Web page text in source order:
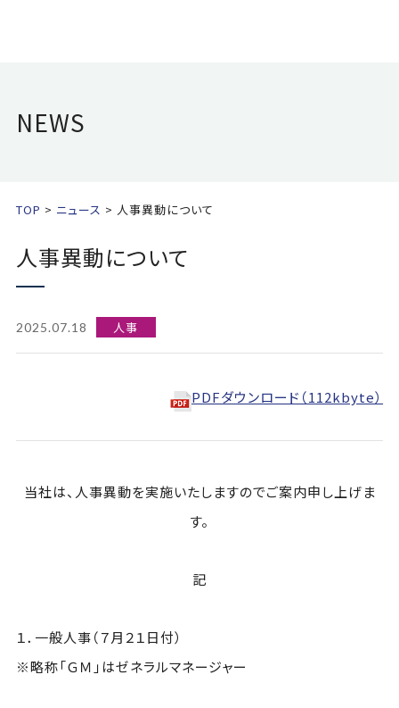
NEWS
TOP ニュース 人事異動について
人事異動について
2025.07.18 人事
PDFダウンロード（112kbyte）
当社は、人事異動を実施いたしますのでご案内申し上げま
す。
記
１．一般人事（７月２１日付）
※略称「ＧＭ」はゼネラルマネージャー